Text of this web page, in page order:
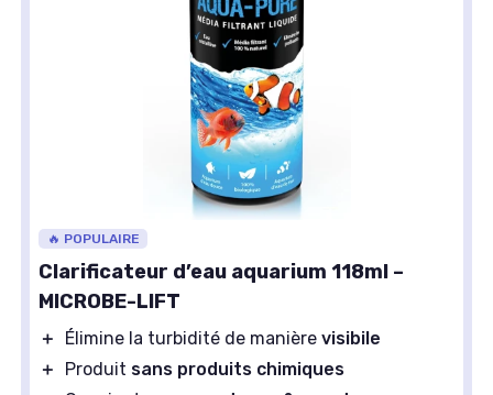
🔥 POPULAIRE
Clarificateur d’eau aquarium 118ml –
MICROBE-LIFT
＋ Élimine la turbidité de manière visibile
＋
Produit sans produits chimiques